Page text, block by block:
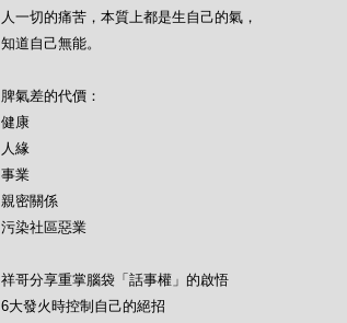
人一切的痛苦，本質上都是生自己的氣，
知道自己無能。
脾氣差的代價：
健康
人緣
事業
親密關係
污染社區惡業
祥哥分享重掌腦袋「話事權」的啟悟
6大發火時控制自己的絕招